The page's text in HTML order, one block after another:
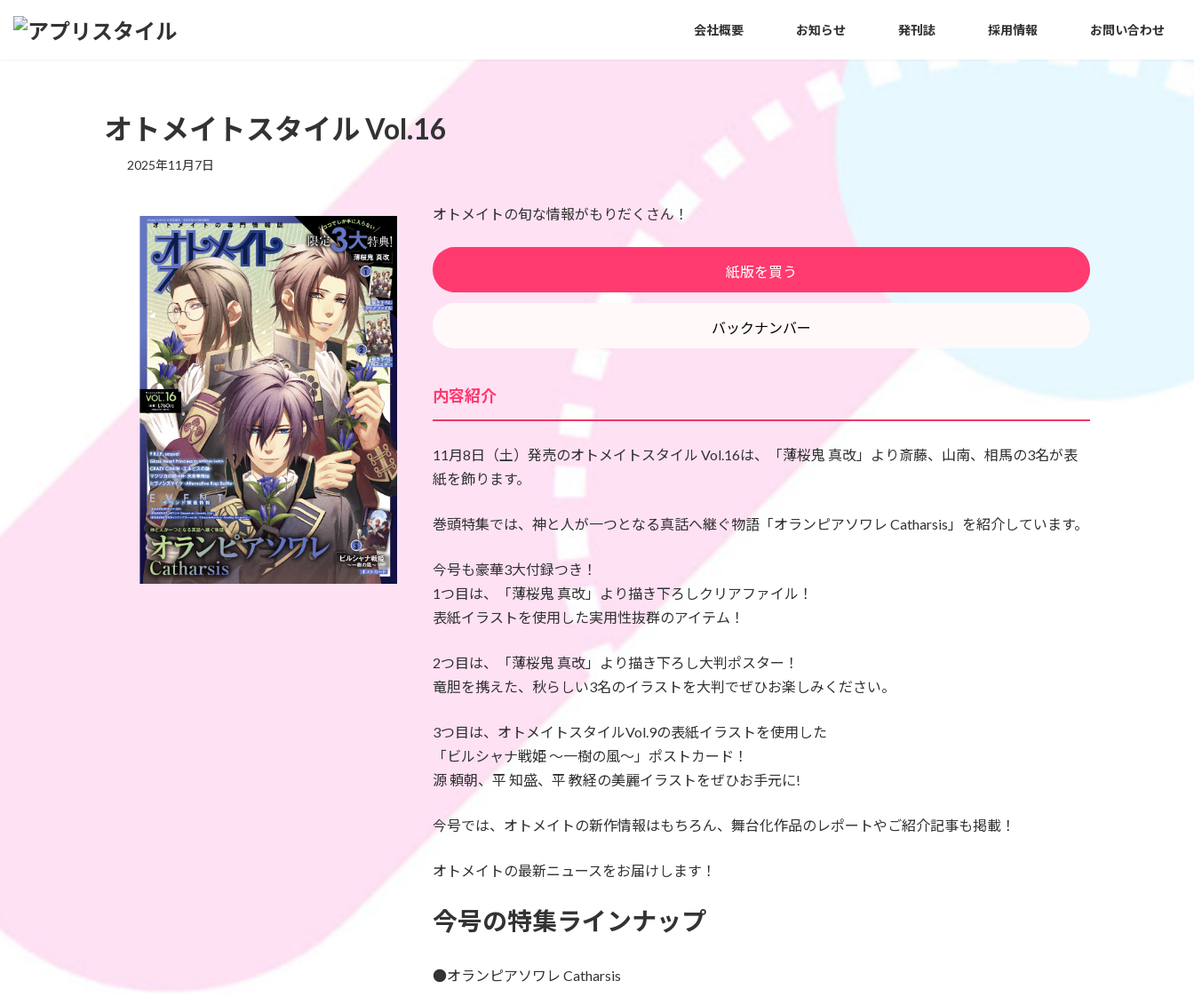
会社概要 お知らせ 発刊誌 採用情報 お問い合わせ
オトメイトスタイル Vol.16
2025年11月7日
オトメイトの旬な情報がもりだくさん！
紙版を買う
バックナンバー
内容紹介
11月8日（土）発売のオトメイトスタイル Vol.16は、「薄桜鬼 真改」より斎藤、山南、相馬の3名が表
紙を飾ります。
巻頭特集では、神と人が一つとなる真話へ継ぐ物語「オランピアソワレ Catharsis」を紹介しています。
今号も豪華3大付録つき！
1つ目は、「薄桜鬼 真改」より描き下ろしクリアファイル！
表紙イラストを使用した実用性抜群のアイテム！
2つ目は、「薄桜鬼 真改」より描き下ろし大判ポスター！
竜胆を携えた、秋らしい3名のイラストを大判でぜひお楽しみください。
3つ目は、オトメイトスタイルVol.9の表紙イラストを使用した
「ビルシャナ戦姫 ～一樹の風～」ポストカード！
源 頼朝、平 知盛、平 教経の美麗イラストをぜひお手元に!
今号では、オトメイトの新作情報はもちろん、舞台化作品のレポートやご紹介記事も掲載！
オトメイトの最新ニュースをお届けします！
今号の特集ラインナップ
●オランピアソワレ Catharsis